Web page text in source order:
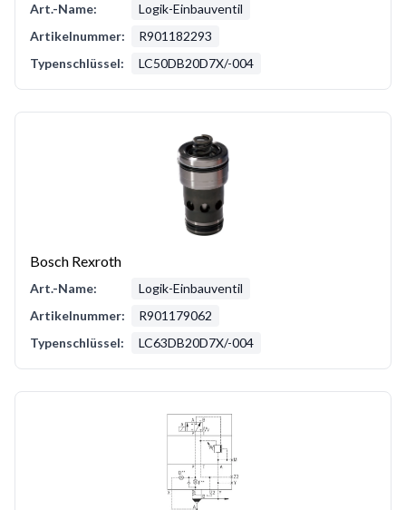
Art.-Name:
Logik-Einbauventil
Artikelnummer:
R901182293
Typenschlüssel:
LC50DB20D7X/-004
Bosch Rexroth
Art.-Name:
Logik-Einbauventil
Artikelnummer:
R901179062
Typenschlüssel:
LC63DB20D7X/-004